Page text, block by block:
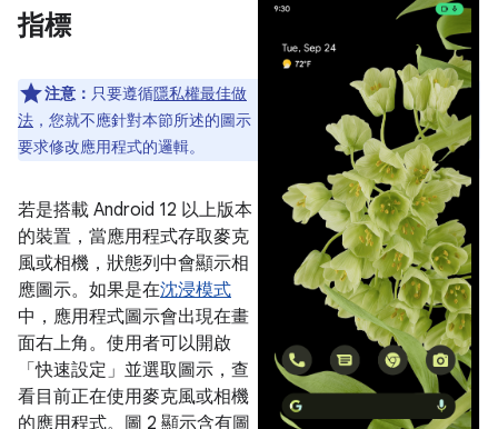
指標
注意： 只要遵循隱私權最佳做
法 ，您就不應針對本節所述的圖示
要求修改應用程式的邏輯。
若是搭載 Android 12 以上版本
的裝置，當應用程式存取麥克
風或相機，狀態列中會顯示相
應圖示。如果是在沈浸模式
中，應用程式圖示會出現在畫
面右上角。使用者可以開啟
「快速設定」並選取圖示，查
看目前正在使用麥克風或相機
的應用程式。圖 2 顯示含有圖